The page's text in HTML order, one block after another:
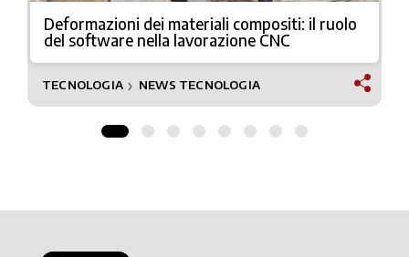
Deformazioni dei materiali compositi: il ruolo
del software nella lavorazione CNC
TECNOLOGIA ❯ NEWS TECNOLOGIA